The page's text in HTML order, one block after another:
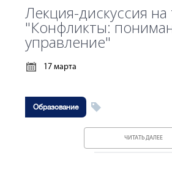
Лекция-дискуссия на
"Конфликты:
управление"
17 марта
Образование
ЧИТАТЬ ДАЛЕЕ